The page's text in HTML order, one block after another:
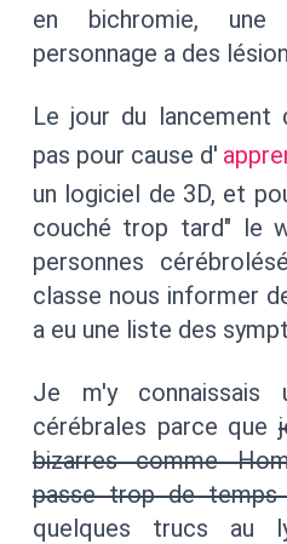
en bichromie,
personnage a des
Le jour du lancement
pas pour cause d'
un logiciel de 3D, et
couché trop tard" le
personnes
classe nous informer
a eu une liste des
Je m'y connaissais
cérébrales parce que
bizarres comme
passe trop de temps
quelques trucs au